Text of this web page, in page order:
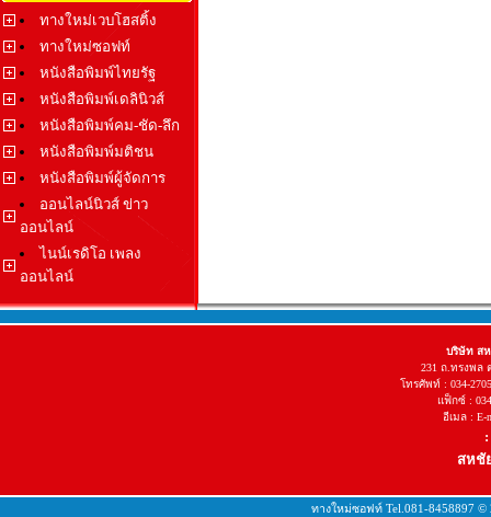
ทางใหม่เวบโฮสติ้ง
ทางใหม่ซอฟท์
หนังสือพิมพ์ไทยรัฐ
หนังสือพิมพ์เดลินิวส์
หนังสือพิมพ์คม-ชัด-ลึก
หนังสือพิมพ์มติชน
หนังสือพิมพ์ผู้จัดการ
ออนไลน์นิวส์ ข่าว
ออนไลน์
ไนน์เรดิโอ เพลง
ออนไลน์
บริษัท ส
231 ถ.ทรงพล
โทรศัพท์ : 034-
แฟ็กซ์ :
อีเมล : E-
สหชั
ทางใหม่ซอฟท์ Tel.081-8458897 ©